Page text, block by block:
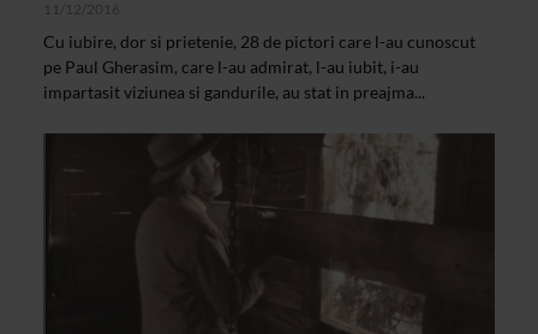
11/12/2016
Cu iubire, dor si prietenie, 28 de pictori care l-au cunoscut
pe Paul Gherasim, care l-au admirat, l-au iubit, i-au
impartasit viziunea si gandurile, au stat in preajma...